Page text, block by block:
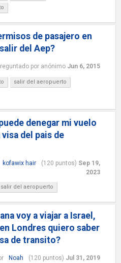
de pasajero en
del Aep?
por anónimo Jun 6, 2015
salir del aeropuerto
denegar mi vuelo
del pais de
kofawix hair (120 puntos) Sep 19,
2023
salir del aeropuerto
voy a viajar a Israel,
Londres quiero saber
de transito?
Noah (120 puntos) Jul 31, 2019